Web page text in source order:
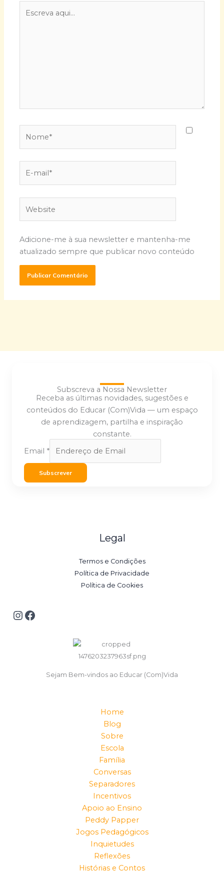
aqui...
mail*
Adicione-me à sua newsletter e mantenha-me
atualizado sempre que publicar novo conteúdo
Subscreva a Nossa Newsletter
Receba as últimas novidades, sugestões e
conteúdos do Educar (Com)Vida — um espaço
de aprendizagem, partilha e inspiração
constante.
Email *
Subscrever
Legal
Termos e Condições
Política de Privacidade
Política de Cookies
Sejam Bem-vindos ao Educar (Com)Vida
Home
Blog
Sobre
Escola
Família
Conversas
Separadores
Incentivos
Apoio ao Ensino
Peddy Papper
Jogos Pedagógicos
Inquietudes
Reflexões
Histórias e Contos